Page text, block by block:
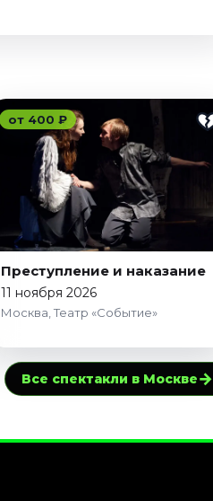
от 400 ₽
Преступление и наказание
11 ноября 2026
Москва, Театр «Событие»
Все спектакли в Москве→